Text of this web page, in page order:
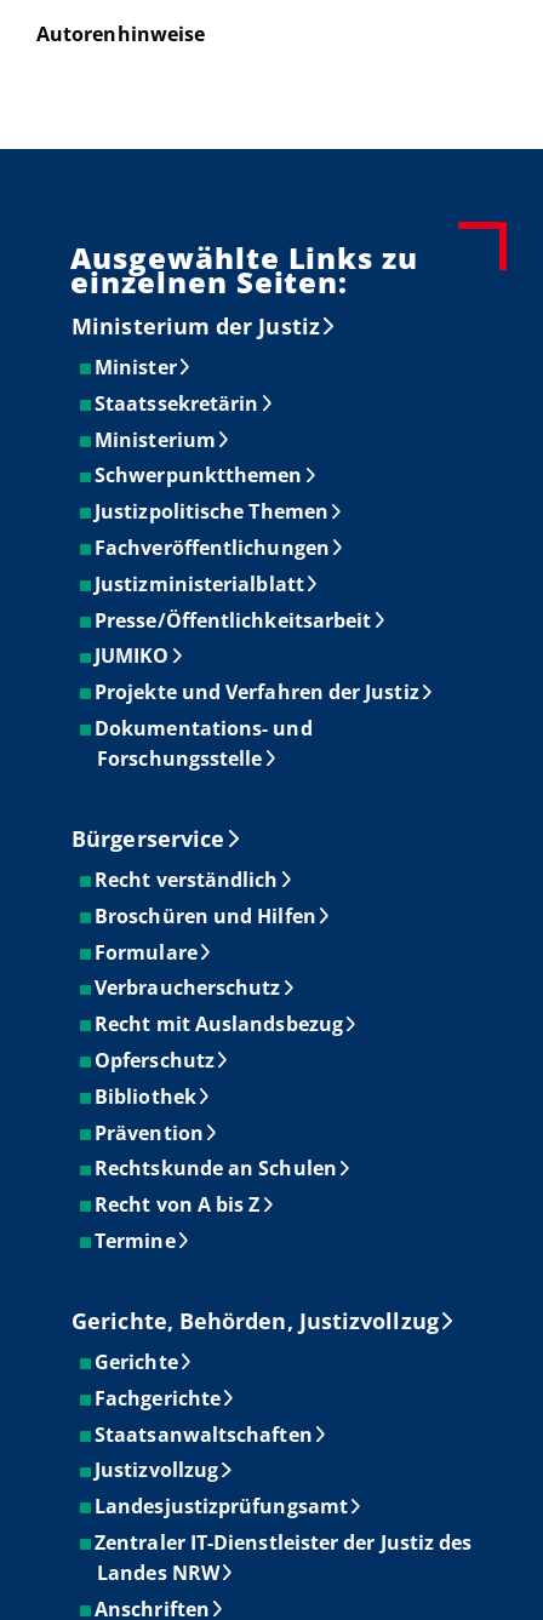
Autorenhinweise
Ausgewählte Links zu
einzelnen Seiten:
Ministerium der Justiz
Minister
Staatssekretärin
Ministerium
Schwerpunktthemen
Justizpolitische Themen
Fachveröffentlichungen
Justizministerialblatt
Presse/Öffentlichkeitsarbeit
JUMIKO
Projekte und Verfahren der Justiz
Dokumentations- und
Forschungsstelle
Bürgerservice
Recht verständlich
Broschüren und Hilfen
Formulare
Verbraucherschutz
Recht mit Auslandsbezug
Opferschutz
Bibliothek
Prävention
Rechtskunde an Schulen
Recht von A bis Z
Termine
Gerichte, Behörden, Justizvollzug
Gerichte
Fachgerichte
Staatsanwaltschaften
Justizvollzug
Landesjustizprüfungsamt
Zentraler IT-Dienstleister der Justiz des
Landes NRW
Anschriften